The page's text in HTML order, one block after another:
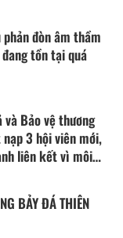
đòn âm thầm
tồn tại quá
và Bảo vệ thương
nạp 3 hội viên mới,
liên kết vì môi
BẢY ĐÁ THIÊN